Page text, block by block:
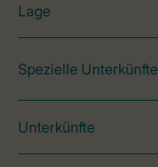
Lage
Spezielle Unterkünfte
Unterkünfte